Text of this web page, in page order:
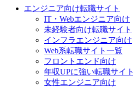
エンジニア向け転職サイト
IT・Webエンジニア向け
未経験者向け転職サイト
インフラエンジニア向け
Web系転職サイト一覧
フロントエンド向け
年収UPに強い転職サイト
女性エンジニア向け